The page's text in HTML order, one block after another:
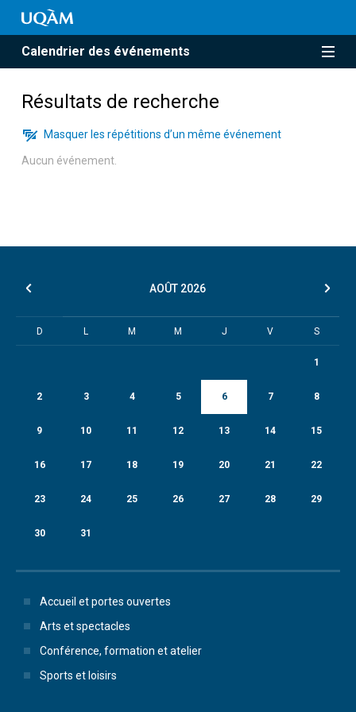
Calendrier des événements
Résultats de recherche
Masquer les répétitions d’un même événement
Aucun événement.
AOÛT 2026
D L M M J V S
1
2 3 4 5 6 7 8
9 10 11 12 13 14 15
16 17 18 19 20 21 22
23 24 25 26 27 28 29
30 31
Accueil et portes ouvertes
Arts et spectacles
Conférence, formation et atelier
Sports et loisirs